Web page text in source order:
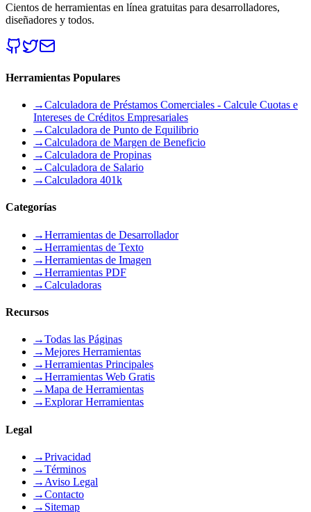
Cientos de herramientas en línea gratuitas para desarrolladores,
diseñadores y todos.
Herramientas Populares
→Calculadora de Préstamos Comerciales - Calcule Cuotas e
Intereses de Créditos Empresariales
→Calculadora de Punto de Equilibrio
→Calculadora de Margen de Beneficio
→Calculadora de Propinas
→Calculadora de Salario
→Calculadora 401k
Categorías
→Herramientas de Desarrollador
→Herramientas de Texto
→Herramientas de Imagen
→Herramientas PDF
→Calculadoras
Recursos
→Todas las Páginas
→Mejores Herramientas
→Herramientas Principales
→Herramientas Web Gratis
→Mapa de Herramientas
→Explorar Herramientas
Legal
→Privacidad
→Términos
→ Aviso Legal
→Contacto
→ Sitemap